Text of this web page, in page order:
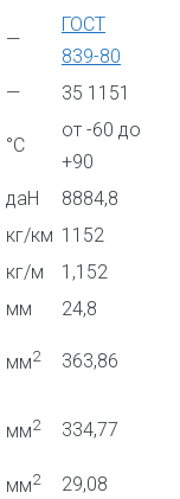
—
ГОСТ
839-80
— 35 1151
°С
от -60 до
+90
даН
8884,8
кг/км 1152
кг/м
1,152
мм
24,8
мм2 363,86
мм2 334,77
мм2
29,08